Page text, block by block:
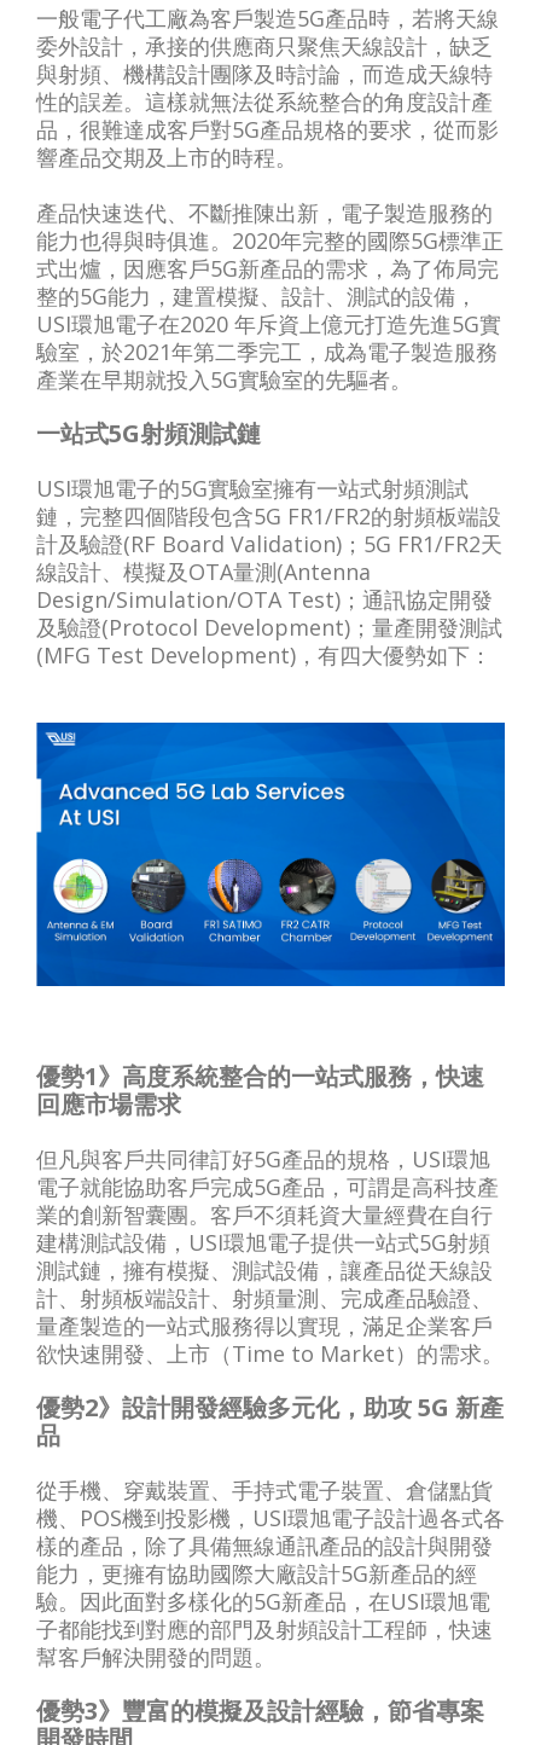
一般電子代工廠為客戶製造5G產品時，若將天線
委外設計，承接的供應商只聚焦天線設計，缺乏
與射頻、機構設計團隊及時討論，而造成天線特
性的誤差。這樣就無法從系統整合的角度設計產
品，很難達成客戶對5G產品規格的要求，從而影
響產品交期及上市的時程。
產品快速迭代、不斷推陳出新，電子製造服務的
能力也得與時俱進。2020年完整的國際5G標準正
式出爐，因應客戶5G新產品的需求，為了佈局完
整的5G能力，建置模擬、設計、測試的設備，
USI環旭電子在2020 年斥資上億元打造先進5G實
驗室，於2021年第二季完工，成為電子製造服務
產業在早期就投入5G實驗室的先驅者。
一站式5G射頻測試鏈
USI環旭電子的5G實驗室擁有一站式射頻測試
鏈，完整四個階段包含5G FR1/FR2的射頻板端設
計及驗證(RF Board Validation)；5G FR1/FR2天
線設計、模擬及OTA量測(Antenna
Design/Simulation/OTA Test)；通訊協定開發
及驗證(Protocol Development)；量產開發測試
(MFG Test Development)，有四大優勢如下：
優勢1》高度系統整合的一站式服務，快速
回應市場需求
但凡與客戶共同律訂好5G產品的規格，USI環旭
電子就能協助客戶完成5G產品，可謂是高科技產
業的創新智囊團。客戶不須耗資大量經費在自行
建構測試設備，USI環旭電子提供一站式5G射頻
測試鏈，擁有模擬、測試設備，讓產品從天線設
計、射頻板端設計、射頻量測、完成產品驗證、
量產製造的一站式服務得以實現，滿足企業客戶
欲快速開發、上市（Time to Market）的需求。
優勢2》設計開發經驗多元化，助攻 5G 新產
品
從手機、穿戴裝置、手持式電子裝置、倉儲點貨
機、POS機到投影機，USI環旭電子設計過各式各
樣的產品，除了具備無線通訊產品的設計與開發
能力，更擁有協助國際大廠設計5G新產品的經
驗。因此面對多樣化的5G新產品，在USI環旭電
子都能找到對應的部門及射頻設計工程師，快速
幫客戶解決開發的問題。
優勢3》豐富的模擬及設計經驗，節省專案